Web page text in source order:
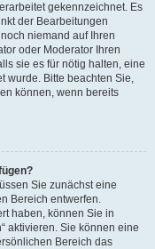
gekennzeichnet. Es
der Bearbeitungen
niemand auf Ihren
oder Moderator Ihren
sie es für nötig halten, eine
wurde. Bitte beachten Sie,
können, wenn bereits
Sie zunächst eine
Bereich entwerfen.
haben, können Sie in
aktivieren. Sie können eine
Bereich das